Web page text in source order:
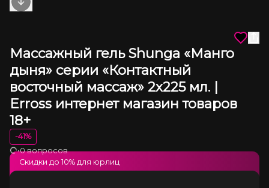
Next slide
Массажный гель Shunga «Манго
дыня» серии «Контактный
восточный массаж» 2х225 мл. |
Erross интернет магазин товаров
18+
-41%
Загрузка
•0 вопросов
Скидки до 10% для юрлиц